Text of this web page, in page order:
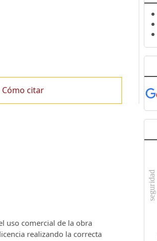
Cómo citar
uso comercial de la obra
realizando la correcta
seguridad